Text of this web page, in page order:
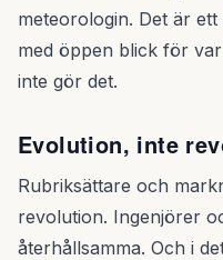
meteorologin. Det är
med öppen blick för
inte gör det.
Evolution, inte
Rubriksättare och
revolution. Ingenjörer
återhållsamma. Och i